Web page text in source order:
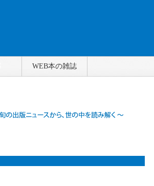
WEB本の雑誌